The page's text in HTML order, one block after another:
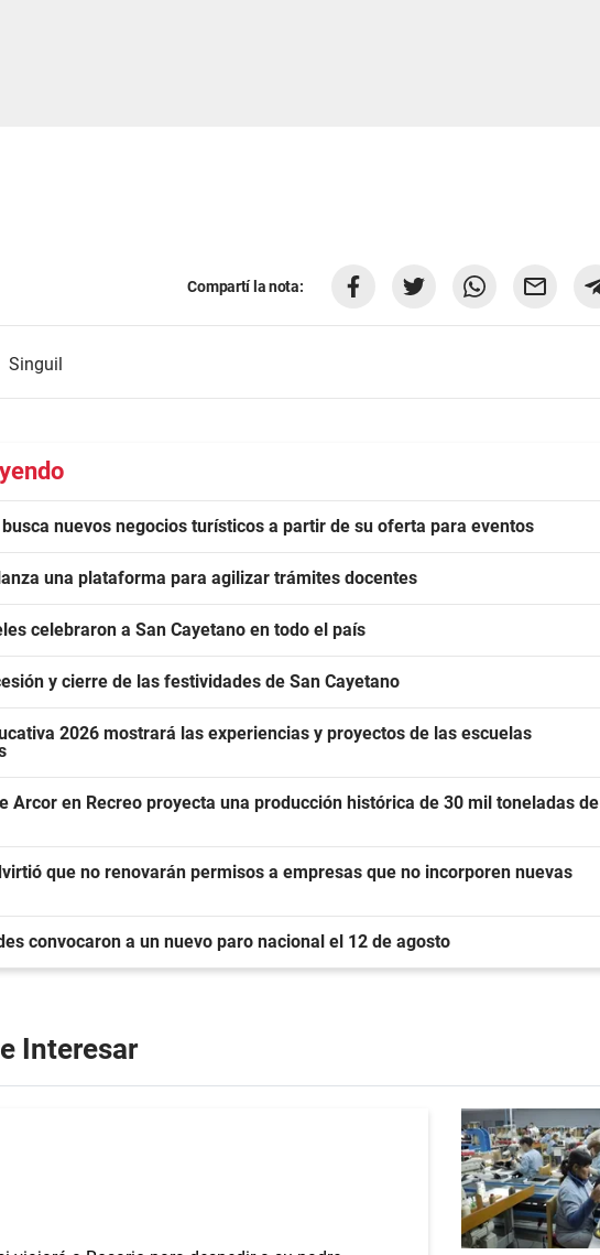
Compartí la nota:
Singuil
nuevos negocios turísticos a partir de su oferta para eventos
una plataforma para agilizar trámites docentes
celebraron a San Cayetano en todo el país
y cierre de las festividades de San Cayetano
2026 mostrará las experiencias y proyectos de las escuelas
Arcor en Recreo proyecta una producción histórica de 30 mil toneladas de
que no renovarán permisos a empresas que no incorporen nuevas
convocaron a un nuevo paro nacional el 12 de agosto
Interesar